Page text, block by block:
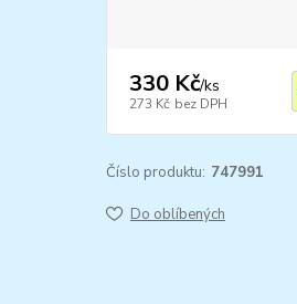
330 Kč/ks
273 Kč bez DPH
Číslo produktu: 747991
Do oblíbených